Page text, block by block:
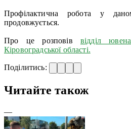
Профілактична робота у
продовжується.
Про це розповів відділ
Кіровоградської області.
Поділитись:
Читайте також
—